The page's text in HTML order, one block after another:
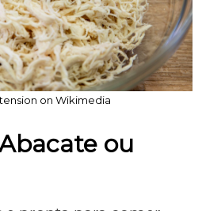
on Wikimedia
ou